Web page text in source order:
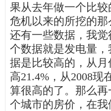
果从去年做一个比
危机以来的所挖的
还有一些数据，我
个数据就是发电量
据是比较高的，从
高21.4%，从2008
算很高的了。那么
个城市的房价，在